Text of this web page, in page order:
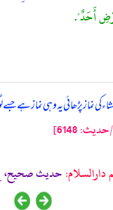
أَحَدٌ".
نماز پڑھائی یہ وہی نماز ہے
6148]
حديث صحيح، خ: 116، م: